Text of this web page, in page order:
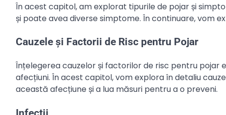
În acest capitol, am explorat tipurile de pojar și
și poate avea diverse simptome. În continuare, vom
Cauzele și Factorii de Risc pentru Pojar
Înțelegerea cauzelor și factorilor de risc pentru
afecțiuni. În acest capitol, vom explora în detaliu
această afecțiune și a lua măsuri pentru a o preveni.